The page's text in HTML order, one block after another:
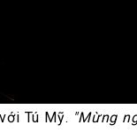
Tú Mỹ. "Mừng